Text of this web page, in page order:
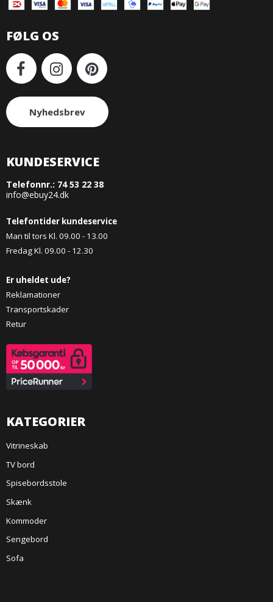
FØLG OS
Nyhedsbrev
KUNDESERVICE
Telefonnr.: 74 53 22 38
info@ebuy24.dk
Telefontider kundeservice
Man til tors Kl. 09.00 - 13.00
Fredag Kl. 09.00 - 12.30
Er uheldet ude?
Reklamationer
Transportskader
Retur
KATEGORIER
Vitrineskab
TV bord
Spisebordsstole
Skænk
Kommoder
Sengebord
Sofa